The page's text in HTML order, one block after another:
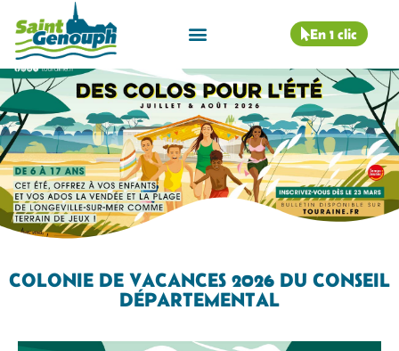
En 1 clic
COLONIE DE VACANCES 2026 DU CONSEIL
DÉPARTEMENTAL